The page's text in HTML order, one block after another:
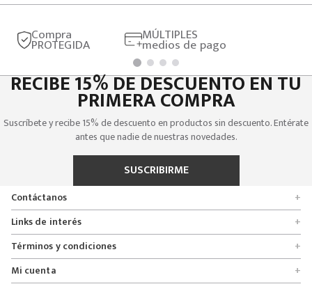
Compra
PROTEGIDA
MÚLTIPLES
medios de pago
RECIBE 15% DE DESCUENTO EN TU
PRIMERA COMPRA
Suscríbete y recibe 15% de descuento en productos sin descuento. Entérate
antes que nadie de nuestras novedades.
SUSCRIBIRME
Contáctanos
+
Encuentra tu tienda
Formulario de solicitudes
Servicio al cliente
Línea nacional 01 8000 112674
Links de interés +
Quienes somos
Políticas de entrega, cambio y devolución
Políticas de privacidad
Términos y condiciones +
Promociones
Crédito Addi
Mi cuenta +
Rastrear mi pedido